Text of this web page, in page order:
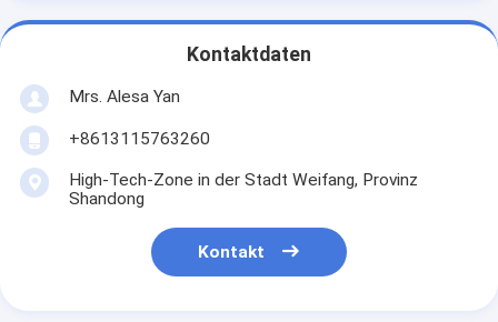
Kontaktdaten
Mrs. Alesa Yan
+8613115763260
High-Tech-Zone in der Stadt Weifang, Provinz
Shandong
Kontakt